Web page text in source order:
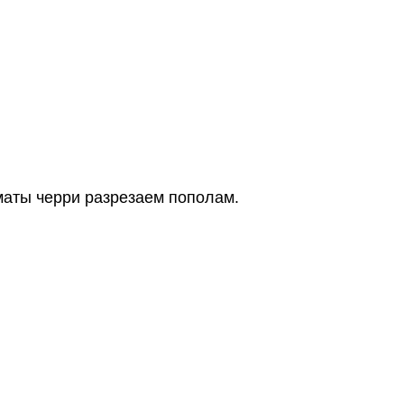
черри разрезаем пополам.